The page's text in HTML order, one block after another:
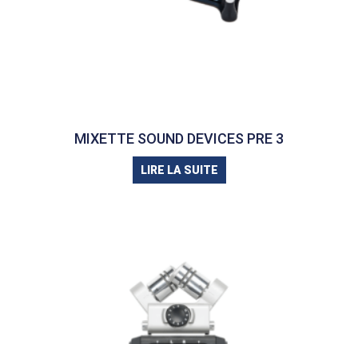
MIXETTE SOUND DEVICES PRE 3
LIRE LA SUITE